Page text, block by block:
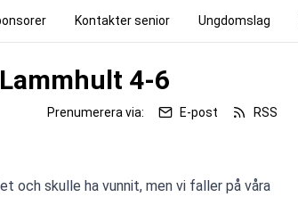
Kontakter senior Ungdomslag
4-6
Prenumerera via: E-post RSS
och skulle ha vunnit, men vi faller på våra